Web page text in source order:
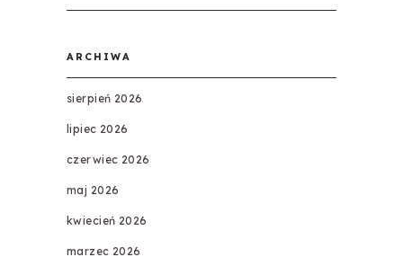
ARCHIWA
sierpień 2026
lipiec 2026
czerwiec 2026
maj 2026
kwiecień 2026
marzec 2026